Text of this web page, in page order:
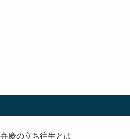
弁慶の立ち往生とは